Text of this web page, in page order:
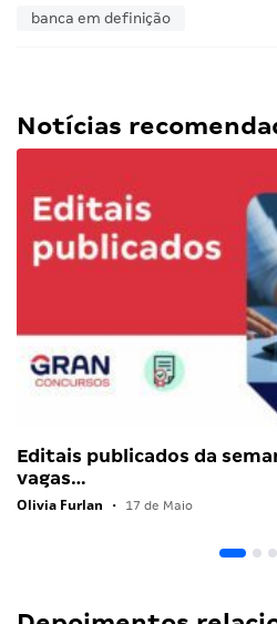
banca em definição
Notícias
Editais publicados da
vagas…
Olivia Furlan • 17 de Maio